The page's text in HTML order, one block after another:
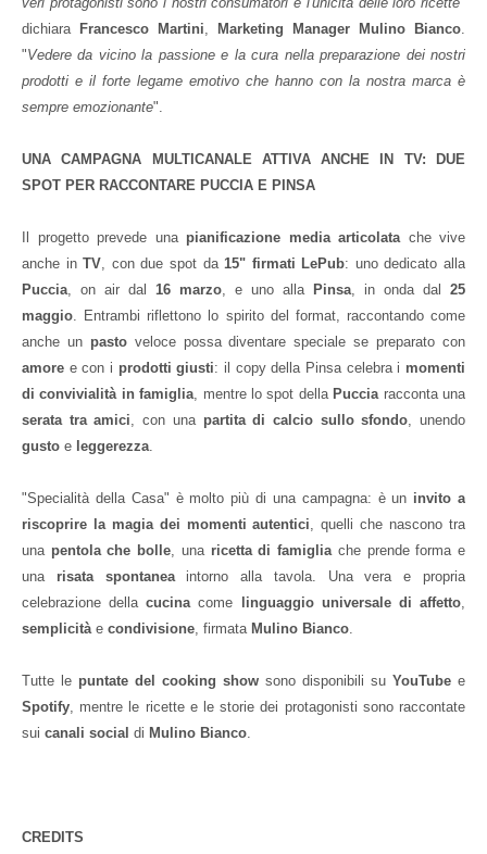
dichiara Francesco Martini, Marketing Manager Mulino Bianco.
"Vedere da vicino la passione e la cura nella preparazione dei nostri
prodotti e il forte legame emotivo che hanno con la nostra marca è
sempre emozionante".
UNA CAMPAGNA MULTICANALE ATTIVA ANCHE IN TV: DUE
SPOT PER RACCONTARE PUCCIA E PINSA
Il progetto prevede una pianificazione media articolatache vive
anche inTV, con due spot da15" firmati LePub: uno dedicato alla
Puccia, on air dal 16 marzo, e uno alla Pinsa, in onda dal 25
maggio. Entrambi riflettono lo spirito del format, raccontando come
anche un pasto veloce possa diventare speciale se preparato con
amore e con i prodotti giusti: il copy della Pinsa celebra i momenti
di convivialità in famiglia, mentre lo spot della Pucciaracconta una
serata tra amici, con una partita di calcio sullo sfondo, unendo
gusto e leggerezza.
"Specialità della Casa" è molto più di una campagna: è un invito a
riscoprire la magia dei momenti autentici, quelli che nascono tra
una pentola che bolle, una ricetta di famigliache prende forma e
una risata spontaneaintorno alla tavola. Una vera e propria
celebrazione dellacucinacome linguaggio universale di affetto,
semplicitàe condivisione, firmata Mulino Bianco.
Tutte le puntate del cooking show sono disponibili su YouTube e
Spotify, mentre le ricette e le storie dei protagonisti sono raccontate
sui canali social di Mulino Bianco.
CREDITS